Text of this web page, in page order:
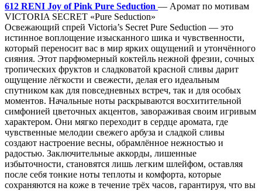
612 RENI Joy of Pink Pure Seduction — Аромат по мотивам
VICTORIA SECRET «Pure Seduction»
Освежающий спрей Victoria’s Secret Pure Seduction — это
истинное воплощение изысканного шика и чувственности,
который переносит вас в мир ярких ощущений и утончённого
сияния. Этот парфюмерный коктейль нежной фрезии, сочных
тропических фруктов и сладковатой красной сливы дарит
ощущение лёгкости и свежести, делая его идеальным
спутником как для повседневных встреч, так и для особых
моментов. Начальные ноты раскрываются восхитительной
симфонией цветочных акцентов, завораживая своим игривым
характером. Они мягко переходит в сердце аромата, где
чувственные мелодии свежего арбуза и сладкой сливы
создают настроение весны, обрамлённое нежностью и
радостью. Заключительные аккорды, лишенные
избыточности, становятся лишь легким шлейфом, оставляя
после себя тонкие ноты теплоты и комфорта, которые
сохраняются на коже в течение трёх часов, гарантируя, что вы